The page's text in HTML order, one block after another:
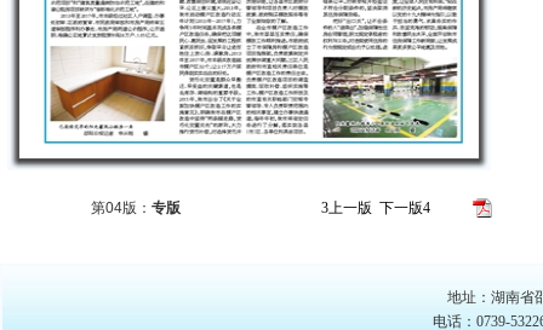
第04版： 专版 3上一版 下一版4
地址：湖南省
电话：0739-